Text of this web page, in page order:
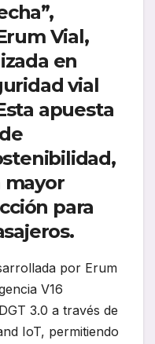
Vial,
en
vial
apuesta
mayor
para
por Erum
V16
3.0 a través de
IoT, permitiendo